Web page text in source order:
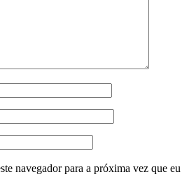
navegador para a próxima vez que eu